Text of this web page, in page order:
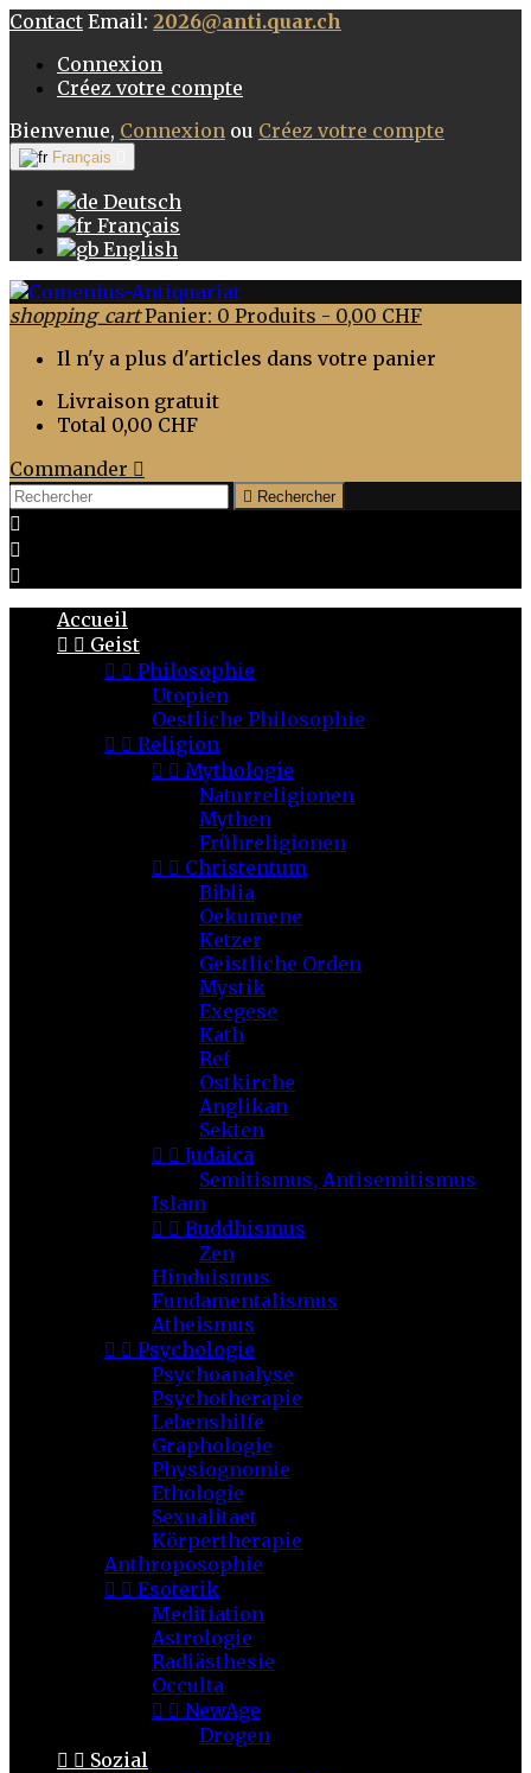
Contact Email: 2026@anti.quar.ch
Connexion
Créez votre compte
Bienvenue, Connexion ou Créez votre compte
Français
Deutsch
Français
English
shopping_cart Panier: 0 Produits - 0,00 CHF
Il n'y a plus d'articles dans votre panier
Livraison gratuit
Total 0,00 CHF
Commander 
 Rechercher



Accueil
  Geist
  Philosophie
Utopien
Oestliche Philosophie
  Religion
  Mythologie
Naturreligionen
Mythen
Frühreligionen
  Christentum
Biblia
Oekumene
Ketzer
Geistliche Orden
Mystik
Exegese
Kath
Ref
Ostkirche
Anglikan
Sekten
  Judaica
Semitismus, Antisemitismus
Islam
  Buddhismus
Zen
Hinduismus
Fundamentalismus
Atheismus
  Psychologie
Psychoanalyse
Psychotherapie
Lebenshilfe
Graphologie
Physiognomie
Ethologie
Sexualitaet
Körpertherapie
Anthroposophie
  Esoterik
Meditiation
Astrologie
Radiästhesie
Occulta
  NewAge
Drogen
  Sozial